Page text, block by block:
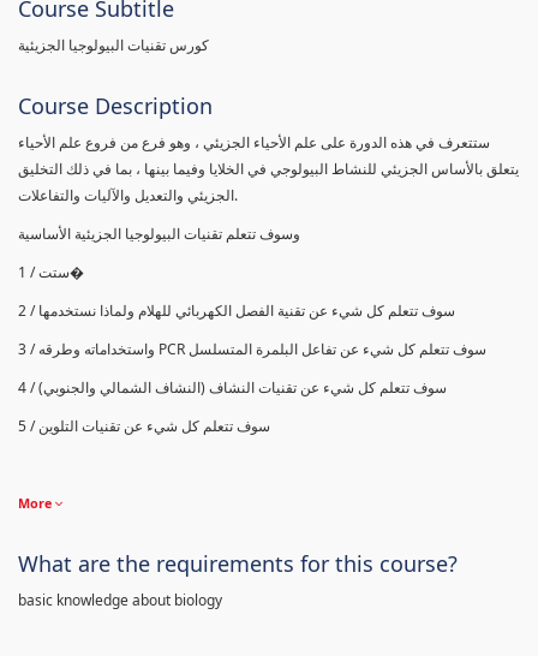
Course Subtitle
كورس تقنيات البيولوجيا الجزيئية
Course Description
ستتعرف في هذه الدورة على علم الأحياء الجزيئي ، وهو فرع من فروع علم الأحياء
يتعلق بالأساس الجزيئي للنشاط البيولوجي في الخلايا وفيما بينها ، بما في ذلك التخليق
الجزيئي والتعديل والآليات والتفاعلات.
وسوف تتعلم تقنيات البيولوجيا الجزيئية الأساسية
1 / ستت�
2 / سوف تتعلم كل شيء عن تقنية الفصل الكهربائي للهلام ولماذا نستخدمها
3 / سوف تتعلم كل شيء عن تفاعل البلمرة المتسلسلPCR واستخداماته وطرقه
4 / سوف تتعلم كل شيء عن تقنيات النشاف (النشاف الشمالي والجنوبي)
5 / سوف تتعلم كل شيء عن تقنيات التلوين
More
What are the requirements for this course?
basic knowledge about biology